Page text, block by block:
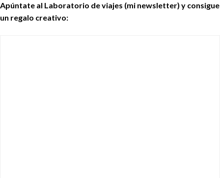
Apúntate al Laboratorio de viajes (mi newsletter) y consigue
un regalo creativo: